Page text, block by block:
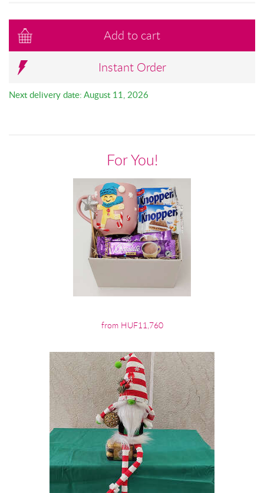
Add to cart
Instant Order
Next delivery date: August 11, 2026
For You!
from HUF11,760